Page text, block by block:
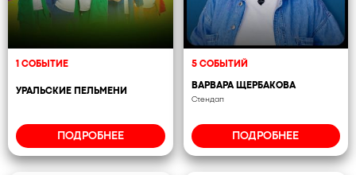
1 СОБЫТИЕ
УРАЛЬСКИЕ ПЕЛЬМЕНИ
ПОДРОБНЕЕ
5 СОБЫТИЙ
ВАРВАРА ЩЕРБАКОВА
Стендап
ПОДРОБНЕЕ